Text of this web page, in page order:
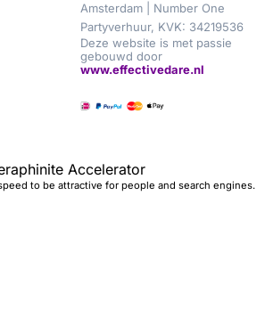
Amsterdam | Number One
Partyverhuur, KVK: 34219536
Deze website is met passie
gebouwd door
www.effectivedare.nl
Accelerator
to be attractive for people and search engines.